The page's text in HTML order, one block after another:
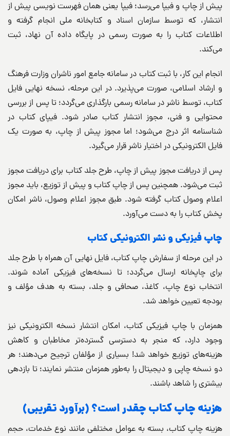
پیش از چاپ و فیپا می‌رسد؛ فیپا یعنی همان فهرست نویسی پیش از
انتشار، که توسط سازمان اسناد و کتابخانه ملی انجام گرفته و
اطلاعات کتاب را به صورت رسمی در پایگاه داده آن نهاد، ثبت
می‌کند.
انجام این کار، با ثبت کتاب در سامانه جامع امور ناشران وزارت فرهنگ
و ارشاد اسلامی، صورت می‌پذیرد. در این مرحله، نسخه نهایی فایل
کتاب، توسط ناشر در سامانه رسمی بارگذاری می‌گردد؛ تا پس از بررسی
محتوایی و فنی، مجوز انتشار کتاب صادر شود. فیپای کتاب در
شناسنامه اثر درج می‌شود؛ اما مجوز پیش از چاپ، به صورت یک
فایل الکترونیکی در اختیار ناشر قرار می‌گیرد.
پس از دریافت مجوز پیش از چاپ، طرح جلد کتاب برای دریافت مجوز
ثبت می‌شود. همچنین پس از چاپ کتاب و پیش از توزیع، باید مجوز
اعلام وصول کتاب گرفته شود. طبق مجوز اعلام وصول، ناشر امکان
پخش کتاب را به دست می‌آورد.
چاپ فیزیکی و نشر الکترونیکی کتاب
در این مرحله از سفارش چاپ کتاب، فایل نهایی آن همراه با طرح جلد
برای چاپخانه ارسال می‌گردد؛ تا نسخه‌های فیزیکی آماده شوند.
انتخاب نوع چاپ، کاغذ، صحافی و جلد، بسته به هدف مؤلف و
بودجه تعیین خواهد شد.
همزمان با چاپ فیزیکی کتاب، امکان انتشار نسخه الکترونیکی نیز
وجود دارد، که منجر به دسترسی گسترده‌تر مخاطبان و کاهش
هزینه‌های توزیع خواهد شد! بسیاری از مؤلفان ترجیح می‌دهند؛ هر
دو نسخه چاپی و دیجیتال را به‌طور همزمان منتشر نمایند؛ تا بازدهی
بیشتری را شاهد باشند.
هزینه چاپ کتاب چقدر است؟ (برآورد تقریبی)
هزینه چاپ کتاب، بسته به عوامل مختلفی مانند نوع خدمات، حجم